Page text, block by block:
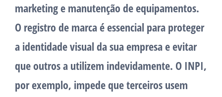
marketing e manutenção de equipamentos.
O registro de marca é essencial para proteger
a identidade visual da sua empresa e evitar
que outros a utilizem indevidamente. O INPI,
por exemplo, impede que terceiros usem